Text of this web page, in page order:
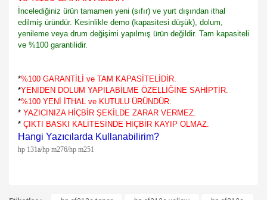
İncelediğiniz ürün tamamen yeni (sıfır) ve yurt dışından ithal
edilmiş üründür. Kesinlikle demo (kapasitesi düşük), dolum,
yenileme veya drum değişimi yapılmış ürün değildir. Tam kapasiteli
ve %100 garantilidir.
*%100 GARANTİLİ ve TAM KAPASİTELİDİR.
*YENİDEN DOLUM YAPILABİLME ÖZELLİĞİNE SAHİPTİR.
*%100 YENİ İTHAL ve KUTULU ÜRÜNDÜR.
* YAZICINIZA HİÇBİR ŞEKİLDE ZARAR VERMEZ.
* ÇIKTI BASKI KALİTESİNDE HİÇBİR KAYIP OLMAZ.
Hangi Yazıcılarda Kullanabilirim?
hp 131a/hp m276/hp m251